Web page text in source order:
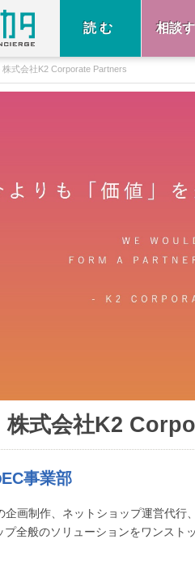
読む 相談
株式会社K2 Corporate Partners
株式会社K2
事業部
企画制作、ネットショップ運営代行
プ全般のソリューションをワンスト